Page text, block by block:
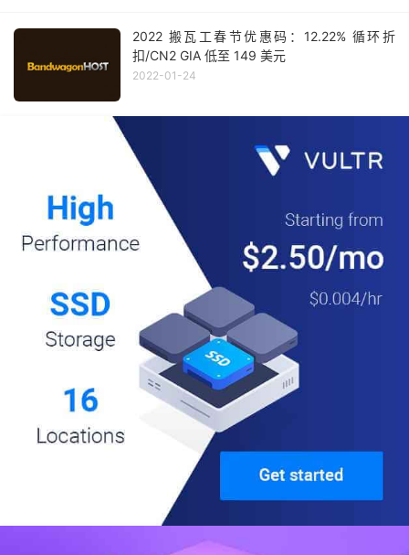
2022 搬瓦工春节优惠码：12.22% 循环折
扣/CN2 GIA 低至 149 美元
2022-01-24